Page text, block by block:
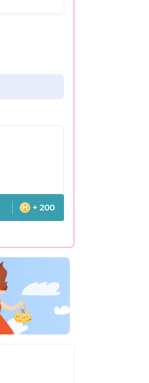
+ 200